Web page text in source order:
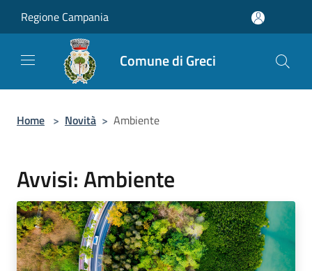
Regione Campania
Comune di Greci
Home > Novità > Ambiente
Avvisi: Ambiente